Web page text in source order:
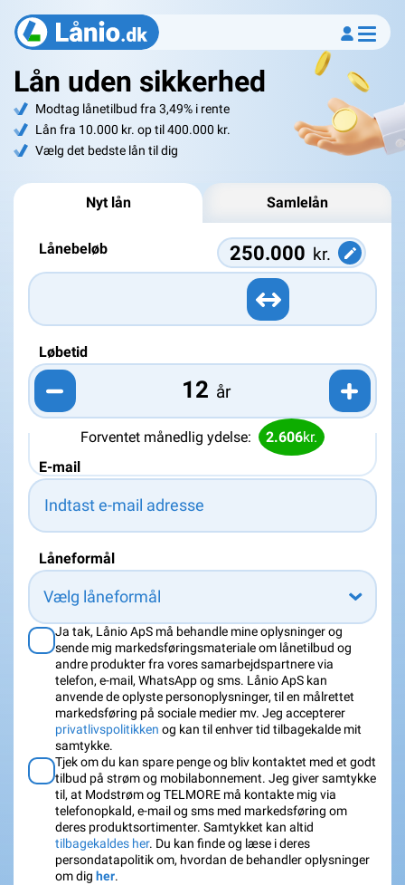
Lån uden sikkerhed
Modtag lånetilbud fra 3,49% i rente
Lån fra 10.000 kr. op til 400.000 kr.
Vælg det bedste lån til dig
Nyt lån Samlelån
Lånebeløb kr.
Løbetid
år
Forventet månedlig ydelse: 2.606kr.
E-mail
Låneformål
Vælg låneformål
Ja tak, Lånio ApS må behandle mine oplysninger og
sende mig markedsføringsmateriale om lånetilbud og
andre produkter fra vores samarbejdspartnere via
telefon, e-mail, WhatsApp og sms. Lånio ApS kan
anvende de oplyste personoplysninger, til en målrettet
markedsføring på sociale medier mv. Jeg accepterer
privatlivspolitikken og kan til enhver tid tilbagekalde mit
samtykke.
Tjek om du kan spare penge og bliv kontaktet med et godt
tilbud på strøm og mobilabonnement. Jeg giver samtykke
til, at Modstrøm og TELMORE må kontakte mig via
telefonopkald, e-mail og sms med markedsføring om
deres produktsortimenter. Samtykket kan altid
tilbagekaldes her. Du kan finde og læse i deres
persondatapolitik om, hvordan de behandler oplysninger
om dig her.